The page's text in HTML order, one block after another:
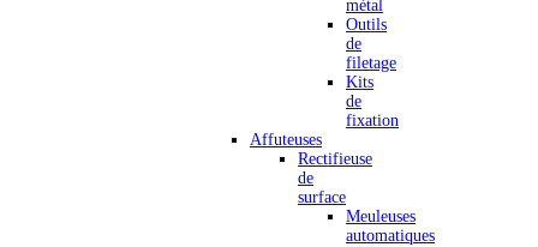
métal
Outils
de
filetage
Kits
de
fixation
Affuteuses
Rectifieuse
de
surface
Meuleuses
automatiques